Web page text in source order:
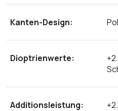
Kanten-Design:
Dioptrienwerte:
Additionsleistung: